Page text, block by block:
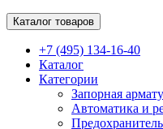
Каталог товаров
+7 (495) 134-16-40
Каталог
Категории
Запорная
Автоматика и